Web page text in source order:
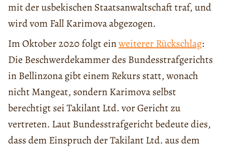
mit der usbekischen Staatsanwaltschaft traf, und
wird vom Fall Karimova abgezogen.
Im Oktober 2020 folgt einweiterer Rückschlag:
Die Beschwerdekammer des Bundesstrafgerichts
in Bellinzona gibt einem Rekurs statt, wonach
nicht Mangeat, sondern Karimova selbst
berechtigt sei Takilant Ltd. vor Gericht zu
vertreten. Laut Bundesstrafgericht bedeute dies,
dass dem Einspruch der Takilant Ltd. aus dem